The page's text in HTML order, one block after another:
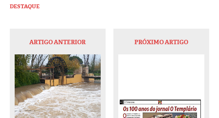
DESTAQUE
ARTIGO ANTERIOR PRÓXIMO ARTIGO